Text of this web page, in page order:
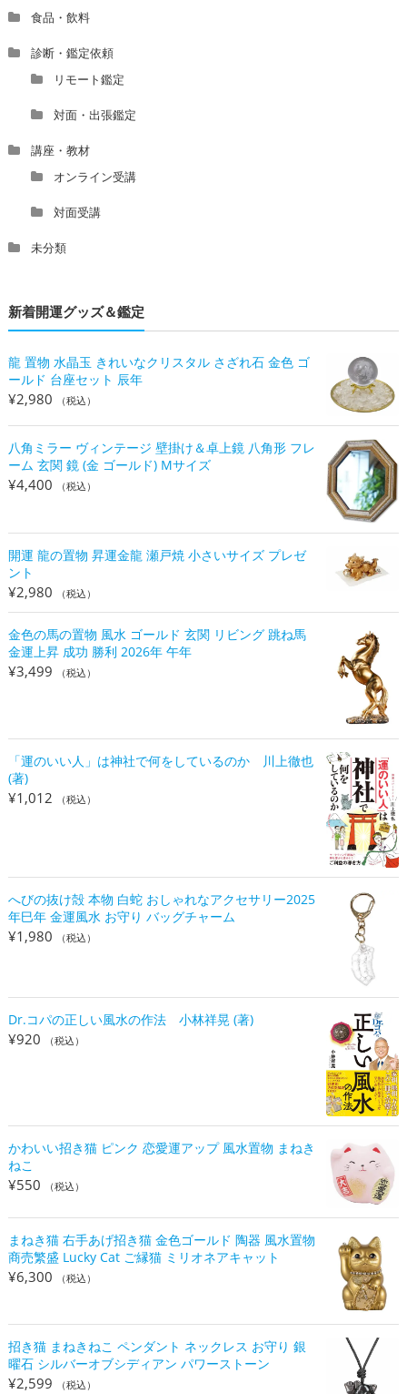
食品・飲料
診断・鑑定依頼
リモート鑑定
対面・出張鑑定
講座・教材
オンライン受講
対面受講
未分類
新着開運グッズ＆鑑定
龍 置物 水晶玉 きれいなクリスタル さざれ石 金色 ゴ
ールド 台座セット 辰年
¥2,980 （税込）
八角ミラー ヴィンテージ 壁掛け＆卓上鏡 八角形 フレ
ーム 玄関 鏡 (金 ゴールド) Mサイズ
¥4,400 （税込）
開運 龍の置物 昇運金龍 瀬戸焼 小さいサイズ プレゼ
ント
¥2,980 （税込）
金色の馬の置物 風水 ゴールド 玄関 リビング 跳ね馬
金運上昇 成功 勝利 2026年 午年
¥3,499 （税込）
「運のいい人」は神社で何をしているのか 川上徹也
(著)
¥1,012 （税込）
へびの抜け殻 本物 白蛇 おしゃれなアクセサリー2025
年巳年 金運風水 お守り バッグチャーム
¥1,980 （税込）
Dr.コパの正しい風水の作法 小林祥晃 (著)
¥920 （税込）
かわいい招き猫 ピンク 恋愛運アップ 風水置物 まねき
ねこ
¥550 （税込）
まねき猫 右手あげ招き猫 金色ゴールド 陶器 風水置物
商売繁盛 Lucky Cat ご縁猫 ミリオネアキャット
¥6,300 （税込）
招き猫 まねきねこ ペンダント ネックレス お守り 銀
曜石 シルバーオブシディアン パワーストーン
¥2,599 （税込）